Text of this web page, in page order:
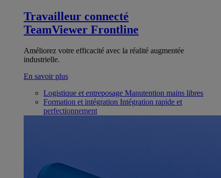
Travailleur connecté
TeamViewer Frontline
Améliorez votre efficacité avec la réalité augmentée
industrielle.
En savoir plus
Logistique et entreposage Manutention mains libres
Formation et intégration Intégration rapide et
perfectionnement